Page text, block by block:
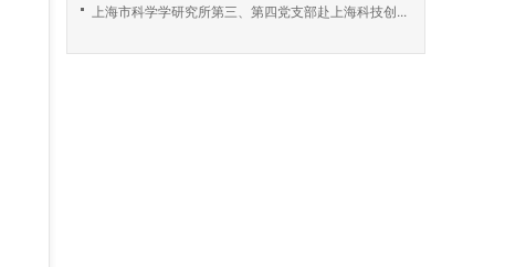
上海市科学学研究所第三、第四党支部赴上海科技创...